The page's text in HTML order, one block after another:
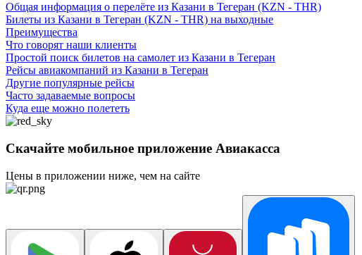
Общая информация о перелёте из Казани в Тегеран (KZN - THR)
Билеты из Казани в Тегеран (KZN - THR) на выходные
Преимущества
Что говорят наши клиенты
Простой поиск билетов на самолет из Казани в Тегеран
Рейсы авиакомпаний из Казани в Тегеран
Другие популярные рейсы
Часто задаваемые вопросы
Куда еще можно полететь
Скачайте мобильное приложение Авиакасса
Цены в приложении ниже, чем на сайте